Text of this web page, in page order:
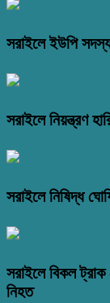
সরাইলে ইউপি
সরাইলে নিয়ন্ত্রণ
সরাইলে নিষিদ্ধ
সরাইলে বিকল ট্রাক
নিহত